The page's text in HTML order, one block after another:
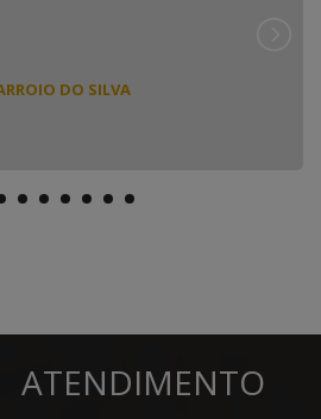
DO SILVA
ATENDIMENTO